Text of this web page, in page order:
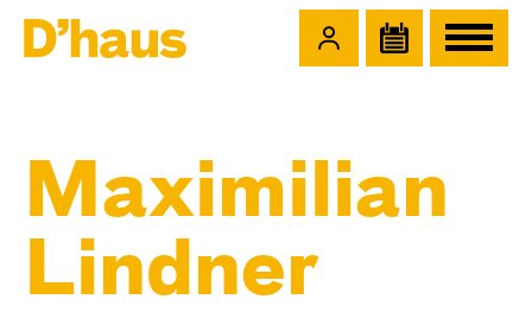
Maximilian
Lindner